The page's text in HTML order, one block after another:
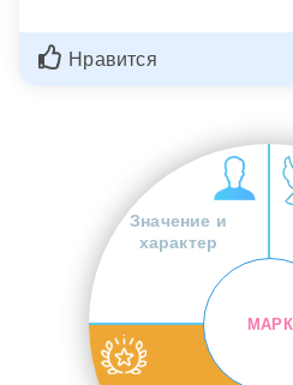
Нравится
Значение и
характер
МАРК